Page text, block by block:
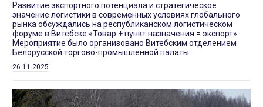
Развитие экспортного потенциала и стратегическое
значение логистики в современных условиях глобального
рынка обсуждались на республиканском логистическом
форуме в Витебске «Товар + пункт назначения = экспорт».
Мероприятие было организовано Витебским отделением
Белорусской торгово-промышленной палаты.
26.11.2025